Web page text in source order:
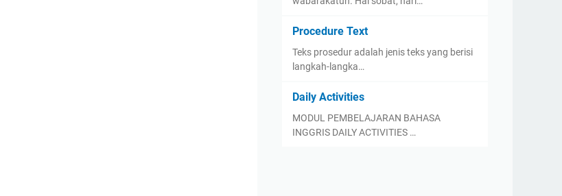
Procedure Text
Teks prosedur adalah jenis teks yang berisi
langkah-langka…
Daily Activities
MODUL PEMBELAJARAN BAHASA
INGGRIS DAILY ACTIVITIES …